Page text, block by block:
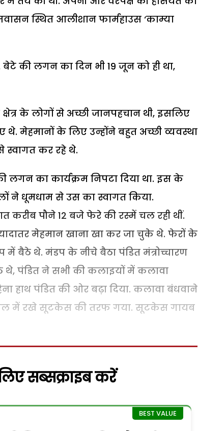
स्थित आलीशान फार्महाउस ‘काम्या
बेटे की लगन का दिन भी 19 जून को ही था,
के लोगों से अच्छी जानपहचान थी, इसलिए
मेहमानों के लिए उन्होंने बहुत अच्छी व्यवस्था
स्वागत कर रहे थे.
का कार्यक्रम निपटा दिया था. इस के
ने धूमधाम से उस का स्वागत किया.
करीब पौने 12 बजे फेरे की रस्में चल रही थीं.
मेहमान खाना खा कर जा चुके थे. फेरों के
थे. मंडप के नीचे बैठा पंडित मंत्रोच्चारण
पंडित ने सभी की कलाइयों में कलावा
हाथ पंडित की ओर बढ़ा दिया. कलावा बंधवाने
बगल में रखे सूटकेस की तरफ गया. सूटकेस गायब
सब्सक्राइब करें